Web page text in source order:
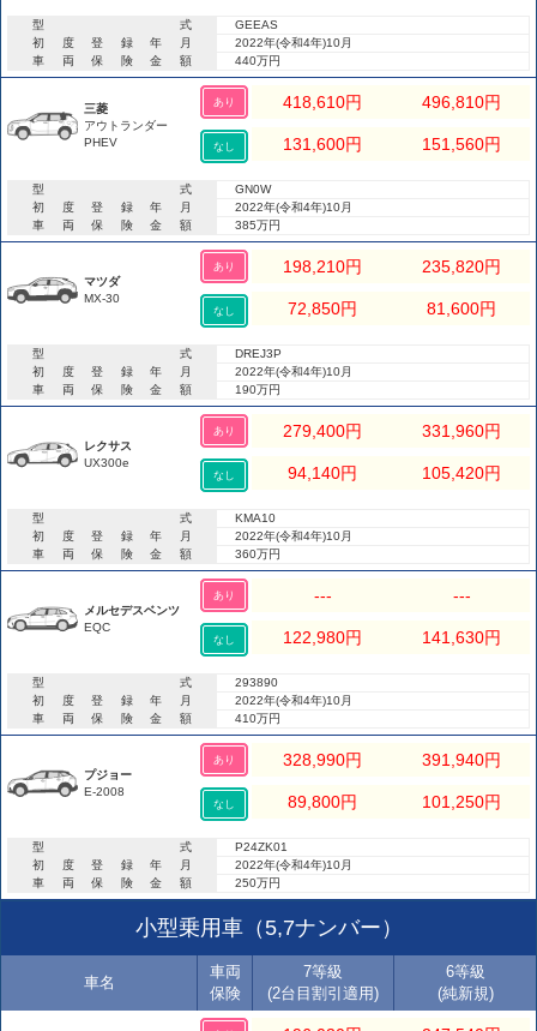
型式
GEEAS
初度登録年月
2022年(令和4年)10月
車両保険金額
440万円
三菱
アウトランダー
PHEV
あり 418,610円 496,810円
なし 131,600円 151,560円
型式
GN0W
初度登録年月
2022年(令和4年)10月
車両保険金額
385万円
マツダ
MX-30
あり 198,210円 235,820円
なし 72,850円 81,600円
型式
DREJ3P
初度登録年月
2022年(令和4年)10月
車両保険金額
190万円
レクサス
UX300e
あり 279,400円 331,960円
なし 94,140円 105,420円
型式
KMA10
初度登録年月
2022年(令和4年)10月
車両保険金額
360万円
メルセデスベンツ
EQC
あり --- ---
なし 122,980円 141,630円
型式
293890
初度登録年月
2022年(令和4年)10月
車両保険金額
410万円
プジョー
E-2008
あり 328,990円 391,940円
なし 89,800円 101,250円
型式
P24ZK01
初度登録年月
2022年(令和4年)10月
車両保険金額
250万円
小型乗用車（5,7ナンバー）
車名
車両
保険
7等級
(2台目割引適用)
6等級
(純新規)